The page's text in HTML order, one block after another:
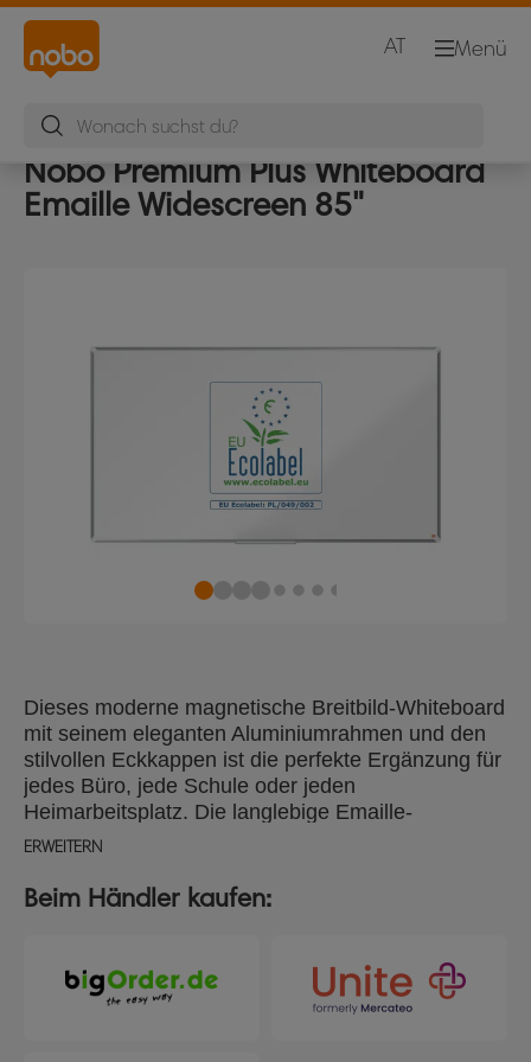
Menü
AT
Nobo Premium Plus Whiteboard
Emaille Widescreen 85"
Dieses moderne magnetische Breitbild-Whiteboard
mit seinem eleganten Aluminiumrahmen und den
stilvollen Eckkappen ist die perfekte Ergänzung für
jedes Büro, jede Schule oder jeden
Heimarbeitsplatz. Die langlebige Emaille-
Oberfläche bietet eine hervorragende
Geisterbilder, Kratzer und Dellen, was sie ideal für
Schreiben erleichtert und eine klare, deutliche und
auffällige Kommunikation für eine effektive
Zusammenarbeit gewährleistet. Es ist mit einem
ERWEITERN
Beim Händler kaufen: